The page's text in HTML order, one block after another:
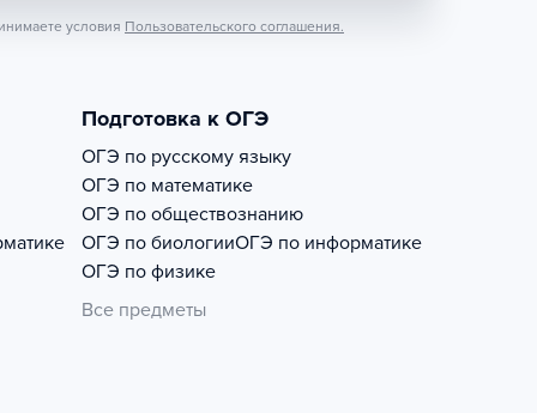
условия Пользовательского соглашения.
Подготовка к ОГЭ
ОГЭ по русскому языку
ОГЭ по математике
ОГЭ по обществознанию
ОГЭ по биологииОГЭ по информатике
ОГЭ по физике
Все предметы